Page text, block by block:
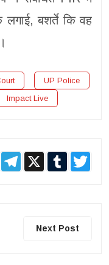
लगाई, बशर्ते कि वह
UP Police
Impact Live
LinkedInTelegram
X Tumblr
Next Post